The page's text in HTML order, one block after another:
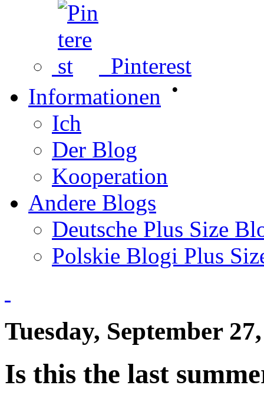
Pinterest
Informationen •
Ich
Der Blog
Kooperation
Andere Blogs
Deutsche Plus Size
Polskie Blogi Plus
Tuesday, September
Is this the last